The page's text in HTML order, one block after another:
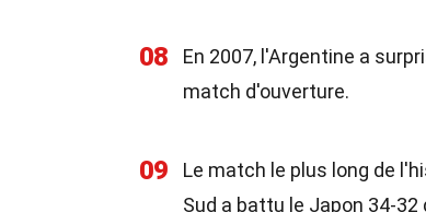
08
En 2007, l'Argentine a
match d'ouverture.
09
Le match le plus long de
Sud a battu le Japon 34-